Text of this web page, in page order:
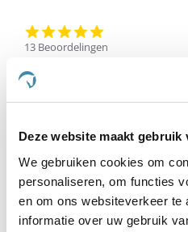
Deze website maakt gebruik
We gebruiken cookies om
personaliseren, om functies
en om ons websiteverkeer te
informatie over uw gebruik
star
13 Beoordelingen
BEOORDELINGEN VRAGEN
13 Beoordelingen